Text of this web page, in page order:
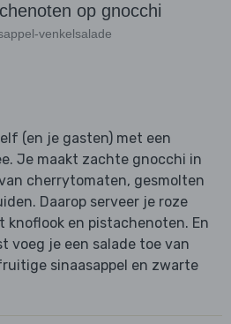
op gnocchi
venkelsalade
(en je gasten) met een
Je maakt zachte gnocchi in
cherrytomaten, gesmolten
Daarop serveer je roze
knoflook en pistachenoten. En
voeg je een salade toe van
sinaasappel en zwarte